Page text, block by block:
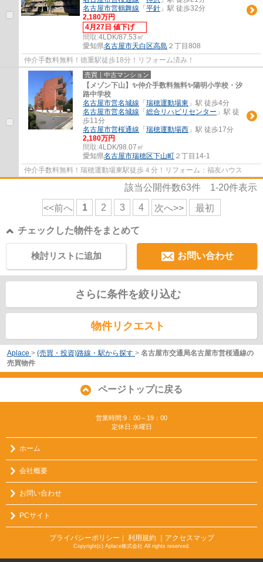
名古屋市営鶴舞線 「 平針 」駅 徒歩32分
2,180万円
4月27日 値下げ
間取:4LDK/87.53㎡
愛知県名古屋市天白区高島 ２丁目808
仲介手数料無料！徳重駅徒歩18分！リフォーム済み！
売買｜中古マンション
【メゾン下山】✨️仲介手数料無料✨️陽明小学校・汐
路中学校
名古屋市営名城線 「 瑞穂運動場東 」駅 徒歩4分
名古屋市営名城線 「 総合リハビリセンター 」駅 徒
歩11分
名古屋市営桜通線 「 瑞穂運動場西 」駅 徒歩17分
2,180万円
間取:4LDK/98.07㎡
愛知県名古屋市瑞穂区下山町 ２丁目14-1
仲介手数料無料！瑞穂運動場東駅徒歩４分！リフォーム：福友ハウス
該当公開件数63件 1-20件表示
<<前へ 1 2 3 4 次へ>> 最初
チェックした物件をまとめて
お問い合わせ
検討リストに追加
さらに条件を絞り込む
物件リクエスト
Aplace > (売買・投資)路線・駅から探す > 名古屋市交通局名古屋市営桜通線の
売買物件
ページトップに戻る
営業時間:9：00～19：00
定休日:水曜日
ホーム
会社概要
お問い合わせ
PCサイト
プライバシーポリシー ｜ 利用規約 ｜アクセスマップ
Copyright(c) Aplace株式会社 All rights reserved.